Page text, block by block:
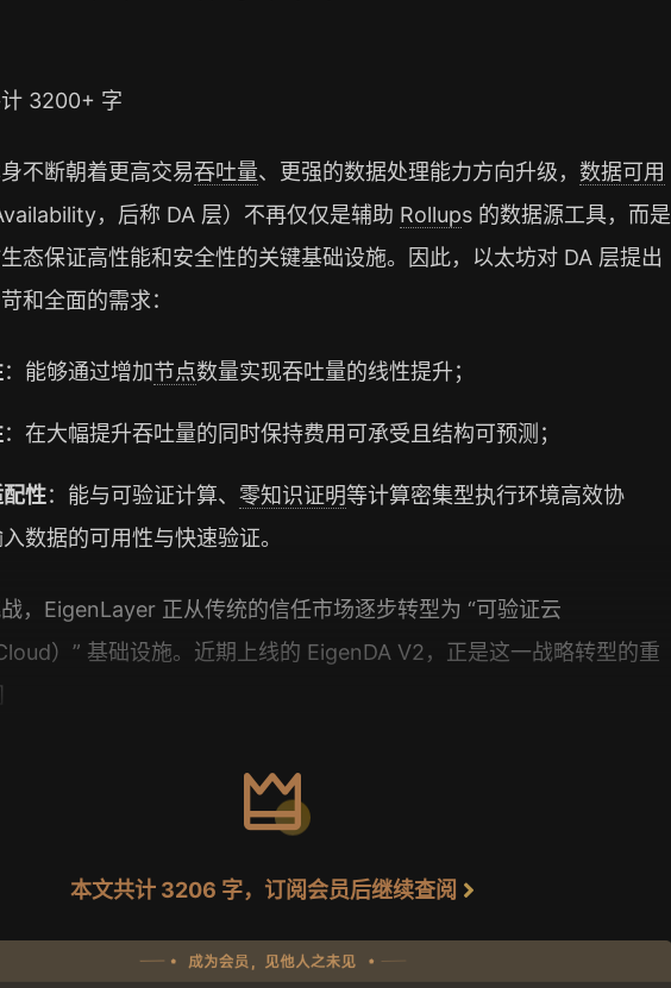
3200+ 字
不断朝着更高交易吞吐量、更强的数据处理能力方向升级， 数据可用
，后称 DA 层）不再仅仅是辅助 Rollups 的数据源工具，而是
态保证高性能和安全性的关键基础设施。因此，以太坊对 DA 层提出
和全面的需求：
：能够通过增加节点数量实现吞吐量的线性提升；
：在大幅提升吞吐量的同时保持费用可承受且结构可预测；
性：能与可验证计算、 零知识证明等计算密集型执行环境高效协
数据的可用性与快速验证。
，EigenLayer 正从传统的信任市场逐步转型为 “可验证云
）” 基础设施。近期上线的 EigenDA V2，正是这一战略转型的重
本文共计 3206 字，订阅会员后继续查阅